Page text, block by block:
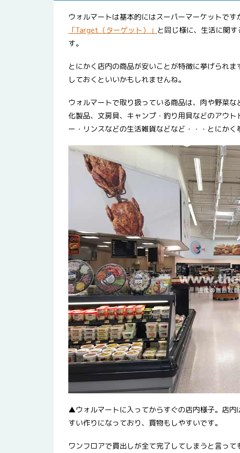
ウォルマートは基本的にはスーパーマーケットで
「Target（ターゲット）」 と同じ様に、生活に関
す。
とにかく店内の商品が安いことが特徴に挙げられ
しておくといいかもしれませんね。
ウォルマートで取り扱っている商品は、肉や野菜
化製品、文房具、キャンプ・釣り用具などのアウ
ー・リンスなどの生活雑貨などなど・・・とにか
▲ウォルマートに入ってからすぐの店内様子。店
すい作りになっており、買物もしやすいです。
ワンフロアで買出しが全て完了してしまうと言っ